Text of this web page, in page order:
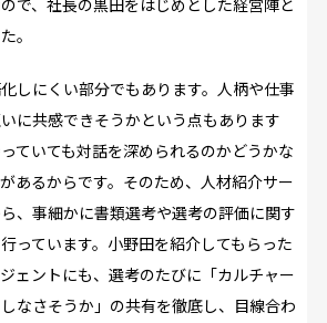
。
しにくい部分でもあります。人柄や仕事
に共感できそうかという点もあります
ていても対話を深められるのかどうかな
あるからです。そのため、人材紹介サー
、事細かに書類選考や選考の評価に関す
っています。小野田を紹介してもらった
ェントにも、選考のたびに「カルチャー
なさそうか」の共有を徹底し、目線合わ